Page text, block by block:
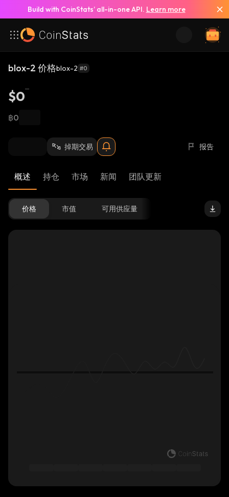
Build with CoinStats’ all-in-one API. Learn more
blox-2 价格blox-2 #0
$0
฿0
掉期交易 报告
概述 持仓 市场 新闻 团队更新
价格 市值 可用供应量